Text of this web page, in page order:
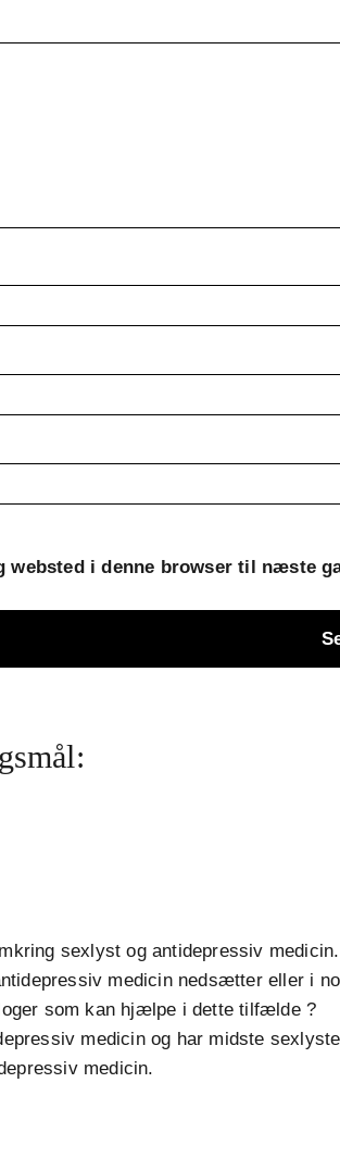
websted i denne browser til næste
sexlyst og antidepressiv medicin.
medicin nedsætter eller i
som kan hjælpe i dette tilfælde ?
medicin og har midste
medicin.